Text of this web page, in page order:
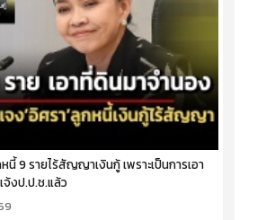
นี้ 9 รายไร้สัญญาเงินกู้ เพราะเป็นการเอา
งป.ป.ช.แล้ว